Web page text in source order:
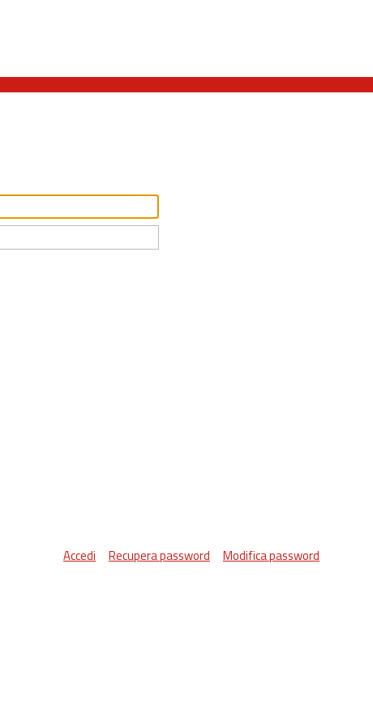
Accedi Recupera password Modifica password